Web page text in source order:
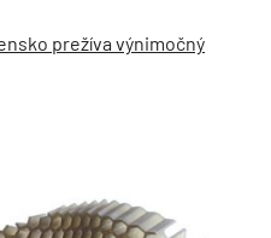
prežíva výnimočný